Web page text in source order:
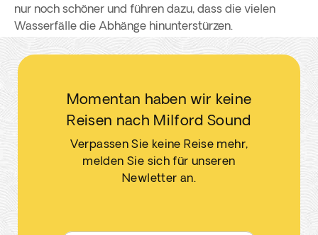
nur noch schöner und führen dazu, dass die vielen
Wasserfälle die Abhänge hinunterstürzen.
Momentan haben wir keine
Reisen nach Milford Sound
Verpassen Sie keine Reise mehr,
melden Sie sich für unseren
Newletter an.